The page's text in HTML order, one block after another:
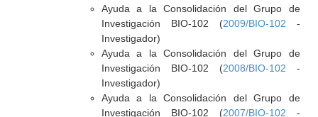
Ayuda a la Consolidación del Grupo de
Investigación BIO-102 (2009/BIO-102 -
Investigador)
Ayuda a la Consolidación del Grupo de
Investigación BIO-102 (2008/BIO-102 -
Investigador)
Ayuda a la Consolidación del Grupo de
Investigación BIO-102 (2007/BIO-102 -